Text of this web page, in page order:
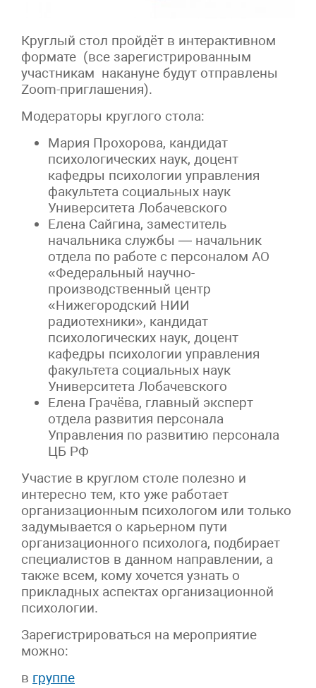
Круглый стол пройдёт в интерактивном
формате (все зарегистрированным
участникам накануне будут отправлены
Zoom-приглашения).
Модераторы круглого стола:
Мария Прохорова, кандидат
психологических наук, доцент
кафедры психологии управления
факультета социальных наук
Университета Лобачевского
Елена Сайгина, заместитель
начальника службы — начальник
отдела по работе с персоналом АО
«Федеральный научно-
производственный центр
«Нижегородский НИИ
радиотехники», кандидат
психологических наук, доцент
кафедры психологии управления
факультета социальных наук
Университета Лобачевского
Елена Грачёва, главный эксперт
отдела развития персонала
Управления по развитию персонала
ЦБ РФ
Участие в круглом столе полезно и
интересно тем, кто уже работает
организационным психологом или только
задумывается о карьерном пути
организационного психолога, подбирает
специалистов в данном направлении, а
также всем, кому хочется узнать о
прикладных аспектах организационной
психологии.
Зарегистрироваться на мероприятие
можно:
в группе